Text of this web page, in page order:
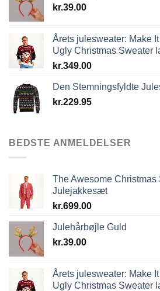
kr.39.00
Årets julesweater: Make
Ugly Christmas Sweater
kr.349.00
Den Stemningsfyldte
kr.229.95
BEDSTE ANMELDELSER
The Awesome Christmas
Julejakkesæt
kr.699.00
Julehårbøjle Guld
kr.39.00
Årets julesweater: Make
Ugly Christmas Sweater